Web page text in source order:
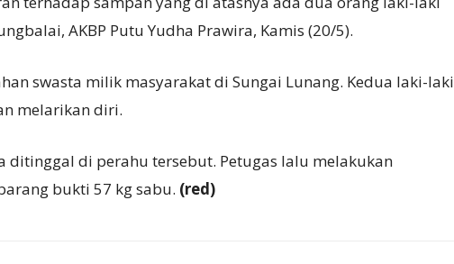
AKBP Putu Yudha Prawira, Kamis (20/5).
swasta milik masyarakat di Sungai Lunang. Kedua laki-laki
melarikan diri.
ditinggal di perahu tersebut. Petugas lalu melakukan
bukti 57 kg sabu. (red)